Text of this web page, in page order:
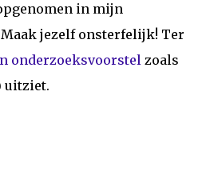
in mijn
jezelf onsterfelijk! Ter
onderzoeksvoorstel zoals
uitziet.